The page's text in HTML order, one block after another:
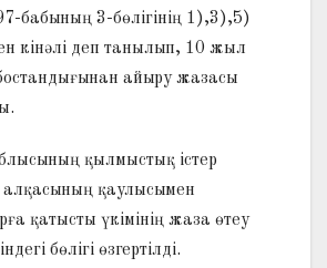
бабының 3-бөлігінің 1),3),5)
кінәлі деп танылып, 10 жыл
айыру жазасы
қылмыстық істер
алқасының қаулысымен
қатысты үкімінің жаза өтеу
бөлігі өзгертілді.